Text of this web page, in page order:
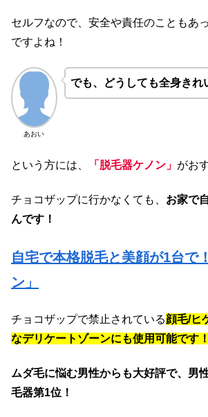
セルフなので、安全や責任のこともあ
ですよね！
あおい
でも、どうしても全身きれ
という方には、 「脱毛器ケノン」 がお
チョコザップに行かなくても、 お家で
んです！
自宅で本格脱毛と美顔が1台で
ン」
チョコザップで禁止されている顔毛/ヒ
なデリケートゾーンにも使用可能です！
ムダ毛に悩む男性からも大好評で、男
毛器第1位！